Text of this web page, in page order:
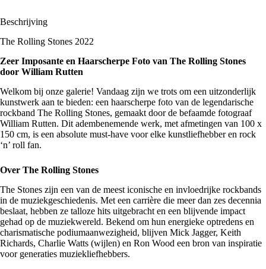
Beschrijving
The Rolling Stones 2022
Zeer Imposante en Haarscherpe Foto van The Rolling Stones
door William Rutten
Welkom bij onze galerie! Vandaag zijn we trots om een uitzonderlijk
kunstwerk aan te bieden: een haarscherpe foto van de legendarische
rockband The Rolling Stones, gemaakt door de befaamde fotograaf
William Rutten. Dit adembenemende werk, met afmetingen van 100 x
150 cm, is een absolute must-have voor elke kunstliefhebber en rock
‘n’ roll fan.
Over The Rolling Stones
The Stones zijn een van de meest iconische en invloedrijke rockbands
in de muziekgeschiedenis. Met een carrière die meer dan zes decennia
beslaat, hebben ze talloze hits uitgebracht en een blijvende impact
gehad op de muziekwereld. Bekend om hun energieke optredens en
charismatische podiumaanwezigheid, blijven Mick Jagger, Keith
Richards, Charlie Watts (wijlen) en Ron Wood een bron van inspiratie
voor generaties muziekliefhebbers.